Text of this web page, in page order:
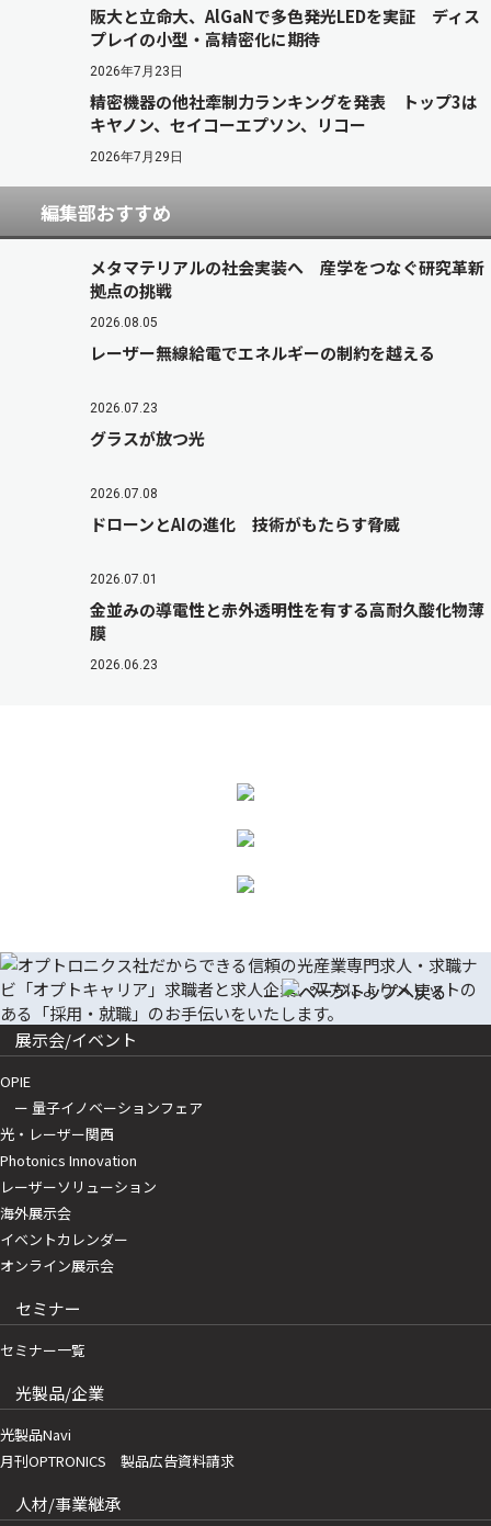
阪大と立命大、AlGaNで多色発光LEDを実証 ディス
プレイの小型・高精密化に期待
2026年7月23日
精密機器の他社牽制力ランキングを発表 トップ3は
キヤノン、セイコーエプソン、リコー
2026年7月29日
編集部おすすめ
メタマテリアルの社会実装へ 産学をつなぐ研究革新
拠点の挑戦
2026.08.05
レーザー無線給電でエネルギーの制約を越える
2026.07.23
グラスが放つ光
2026.07.08
ドローンとAIの進化 技術がもたらす脅威
2026.07.01
金並みの導電性と赤外透明性を有する高耐久酸化物薄
膜
2026.06.23
展示会/イベント
OPIE
ー 量子イノベーションフェア
光・レーザー関西
Photonics Innovation
レーザーソリューション
海外展示会
イベントカレンダー
オンライン展示会
セミナー
セミナー一覧
光製品/企業
光製品Navi
月刊OPTRONICS 製品広告資料請求
人材/事業継承